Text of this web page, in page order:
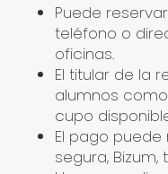
Puede
teléfono o
oficinas.
El titular de la
alumnos
cupo
El pago
segura,